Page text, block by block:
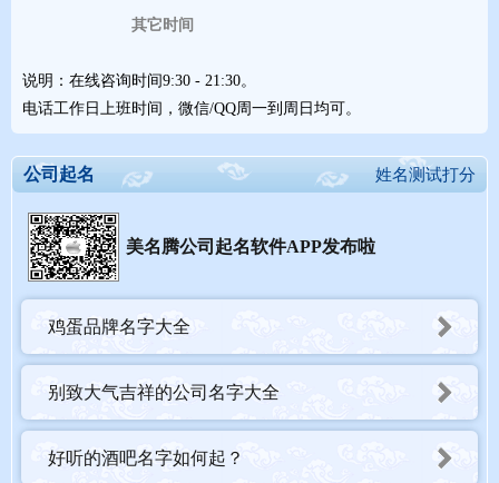
其它时间
说明：在线咨询时间9:30 - 21:30。
电话工作日上班时间，微信/QQ周一到周日均可。
姓名测试打分
公司起名
美名腾公司起名软件APP发布啦
鸡蛋品牌名字大全
别致大气吉祥的公司名字大全
好听的酒吧名字如何起？